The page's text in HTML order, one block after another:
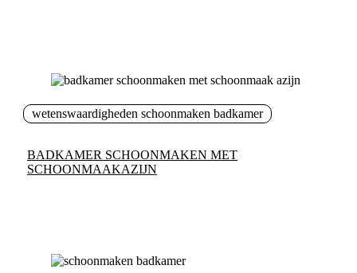
wetenswaardigheden schoonmaken badkamer
BADKAMER SCHOONMAKEN MET
SCHOONMAAKAZIJN